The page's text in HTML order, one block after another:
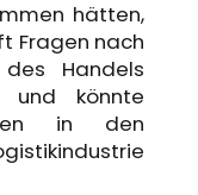
hätten,
Fragen nach
Handels
könnte
in den